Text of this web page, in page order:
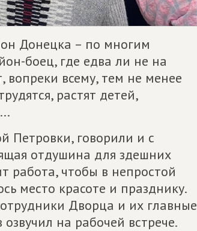
Донецка – по многим
боец, где едва ли не на
всему, тем не менее
растят детей,
Петровки, говорили и с
отдушина для здешних
работа, чтобы в непростой
место красоте и празднику.
Дворца и их главные
на рабочей встрече.